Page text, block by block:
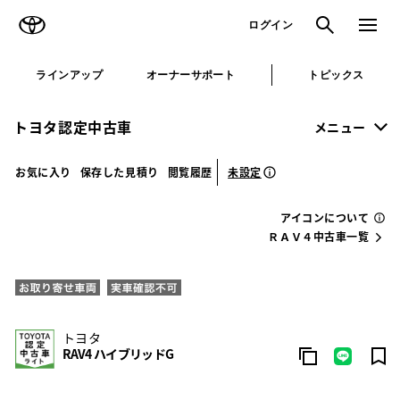
ログイン 検索 メニュ
ラインアップ オーナーサポート トピックス
トヨタ認定中古車 メニュー
お気に入り 保存した見積り 閲覧履歴 未設定
アイコンについて
ＲＡＶ４中古車一覧
トヨタ
RAV4 ハイブリッドG